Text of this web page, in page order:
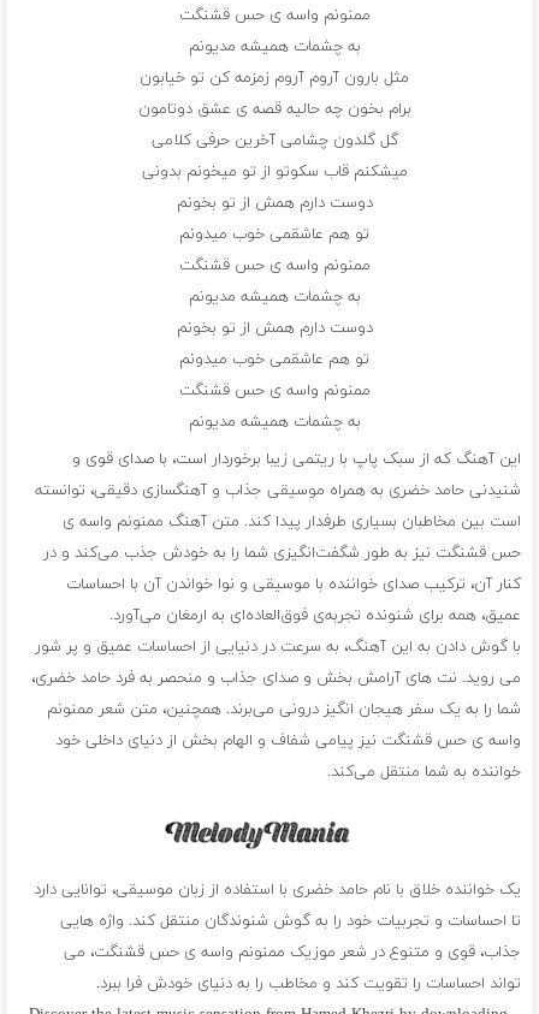
ممنونم واسه ی حس قشنگت
به چشمات همیشه مدیونم
مثل بارون آروم آروم زمزمه کن تو خیابون
برام بخون چه حالیه قصه ی عشق دوتامون
گل گلدون چشامی آخرین حرفی کلامی
میشکنم قاب سکوتو از تو میخونم بدونی
دوست دارم همش از تو بخونم
تو هم عاشقمی خوب میدونم
ممنونم واسه ی حس قشنگت
به چشمات همیشه مدیونم
دوست دارم همش از تو بخونم
تو هم عاشقمی خوب میدونم
ممنونم واسه ی حس قشنگت
به چشمات همیشه مدیونم
این آهنگ که از سبک پاپ با ریتمی زیبا برخوردار است، با صدای قوی و
شنیدنی حامد خضری به همراه موسیقی جذاب و آهنگسازی دقیقی، توانسته
است بین مخاطبان بسیاری طرفدار پیدا کند. متن آهنگ ممنونم واسه ی
حس قشنگت نیز به طور شگفت‌انگیزی شما را به خودش جذب می‌کند و در
کنار آن، ترکیب صدای خواننده با موسیقی و نوا خواندن آن با احساسات
عمیق، همه برای شنونده تجربه‌ی فوق‌العاده‌ای به ارمغان می‌آورد.
با گوش دادن به این آهنگ، به سرعت در دنیایی از احساسات عمیق و پر شور
می روید. نت های آرامش بخش و صدای جذاب و منحصر به فرد حامد خضری،
شما را به یک سفر هیجان انگیز درونی می‌برند. همچنین، متن شعر ممنونم
واسه ی حس قشنگت نیز پیامی شفاف و الهام بخش از دنیای داخلی خود
خواننده به شما منتقل می‌کند.
یک خواننده خلاق با نام حامد خضری با استفاده از زبان موسیقی، توانایی دارد
تا احساسات و تجربیات خود را به گوش شنوندگان منتقل کند. واژه هایی
جذاب، قوی و متنوع در شعر موزیک ممنونم واسه ی حس قشنگت، می
تواند احساسات را تقویت کند و مخاطب را به دنیای خودش فرا ببرد.